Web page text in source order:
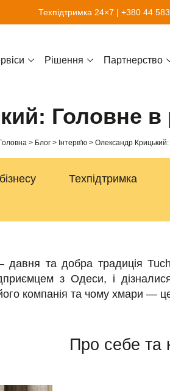
Техпідтримка 24×7 | +380 44
Рішення Партнерство
Головне в
Блог Інтерв'ю Олександр Крицький:
Техпідтримка
та добра традиція
з Одеси, і
компанія та чому хмари —
Про себе та